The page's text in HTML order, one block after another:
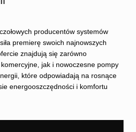
producentów systemów
premierę swoich najnowszych
znajdują się zarówno
jak i nowoczesne pompy
które odpowiadają na rosnące
energooszczędności i komfortu